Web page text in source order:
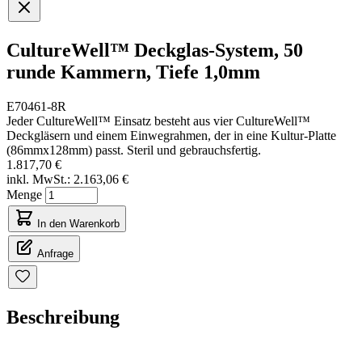
CultureWell™ Deckglas-System, 50
runde Kammern, Tiefe 1,0mm
E70461-8R
Jeder CultureWell™ Einsatz besteht aus vier CultureWell™
Deckgläsern und einem Einwegrahmen, der in eine Kultur-Platte
(86mmx128mm) passt. Steril und gebrauchsfertig.
1.817,70 €
inkl. MwSt.: 2.163,06 €
Menge
In den Warenkorb
Anfrage
Beschreibung